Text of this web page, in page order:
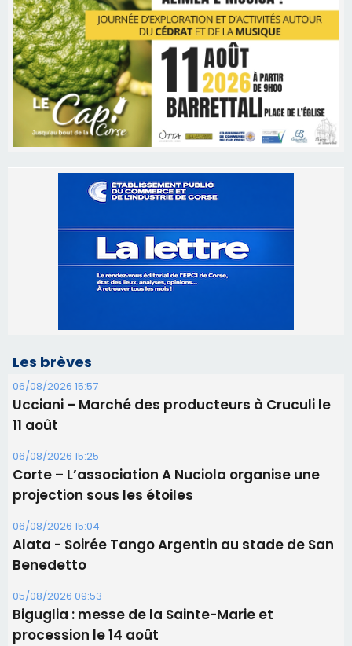
Les brèves
06/08/2026 15:57
Ucciani – Marché des producteurs à Cruculi le
11 août
06/08/2026 15:25
Corte – L’association A Nuciola organise une
projection sous les étoiles
06/08/2026 15:04
Alata - Soirée Tango Argentin au stade de San
Benedetto
05/08/2026 09:53
Biguglia : messe de la Sainte-Marie et
procession le 14 août